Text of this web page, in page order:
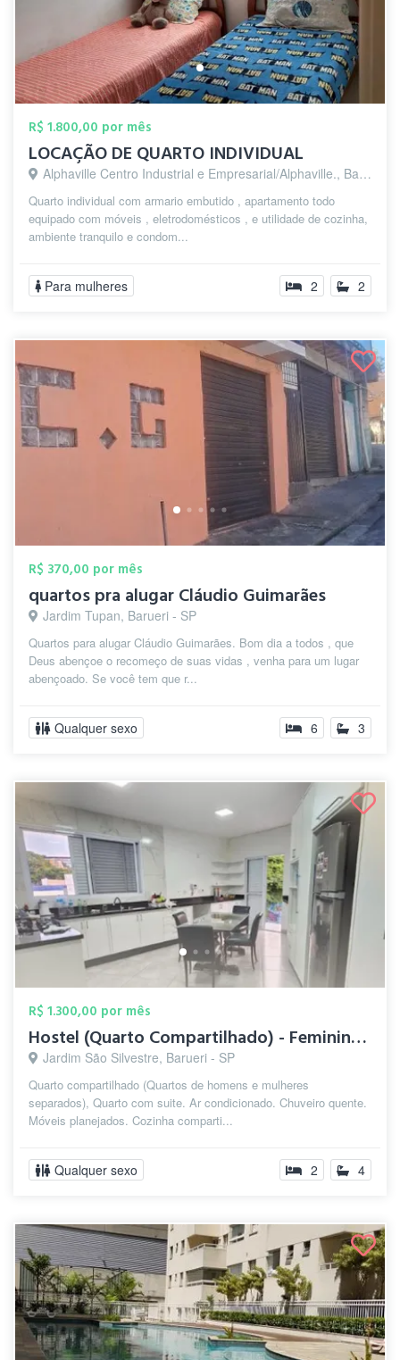
R$ 1.800,00 por mês
LOCAÇÃO DE QUARTO INDIVIDUAL
Alphaville Centro Industrial e Empresarial/Alphaville., Barueri - SP
Quarto individual com armario embutido , apartamento todo
equipado com móveis , eletrodomésticos , e utilidade de cozinha,
ambiente tranquilo e condom...
Para mulheres 2 2
R$ 370,00 por mês
quartos pra alugar Cláudio Guimarães
Jardim Tupan, Barueri - SP
Quartos para alugar Cláudio Guimarães. Bom dia a todos , que
Deus abençoe o recomeço de suas vidas , venha para um lugar
abençoado. Se você tem que r...
Qualquer sexo 6 3
R$ 1.300,00 por mês
Hostel (Quarto Compartilhado) - Feminino...
Jardim São Silvestre, Barueri - SP
Quarto compartilhado (Quartos de homens e mulheres
separados), Quarto com suite. Ar condicionado. Chuveiro quente.
Móveis planejados. Cozinha comparti...
Qualquer sexo 2 4